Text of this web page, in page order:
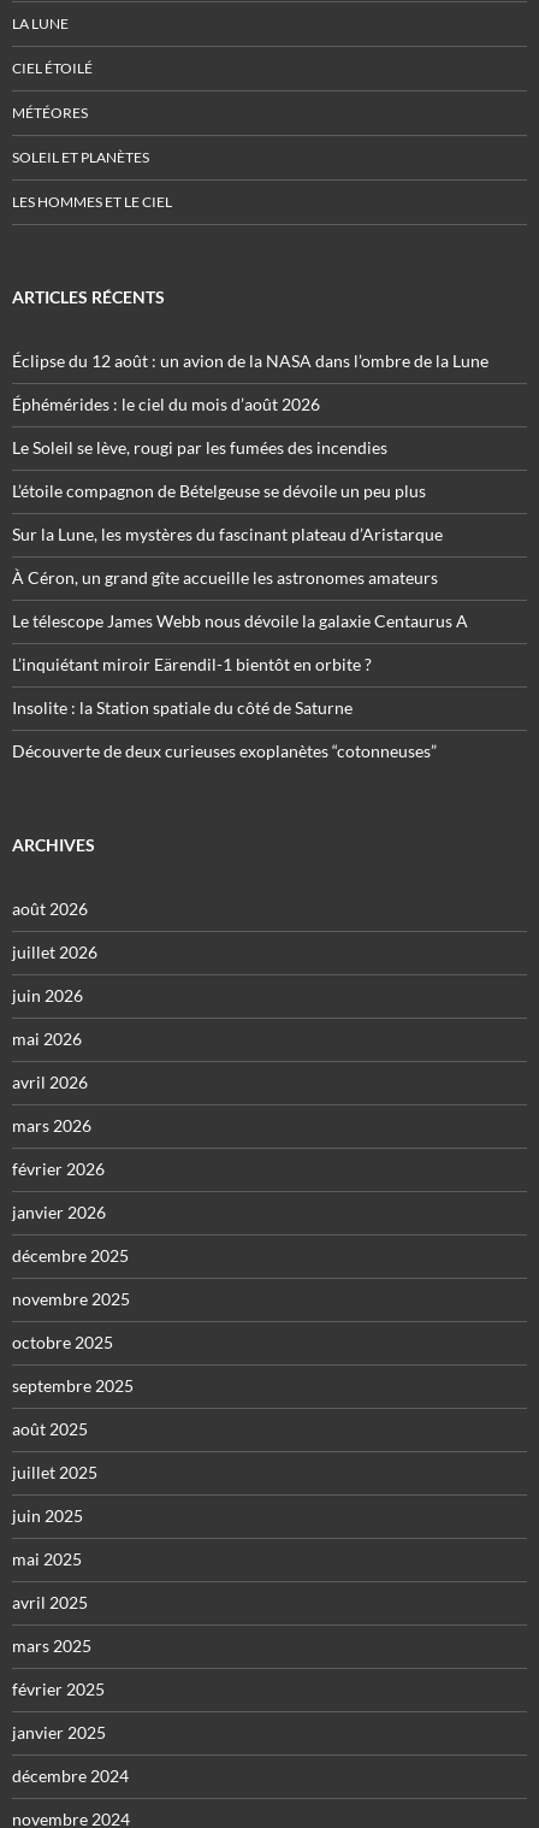
LA LUNE
CIEL ÉTOILÉ
MÉTÉORES
SOLEIL ET PLANÈTES
LES HOMMES ET LE CIEL
ARTICLES RÉCENTS
Éclipse du 12 août : un avion de la NASA dans l’ombre de la Lune
Éphémérides : le ciel du mois d’août 2026
Le Soleil se lève, rougi par les fumées des incendies
L’étoile compagnon de Bételgeuse se dévoile un peu plus
Sur la Lune, les mystères du fascinant plateau d’Aristarque
À Céron, un grand gîte accueille les astronomes amateurs
Le télescope James Webb nous dévoile la galaxie Centaurus A
L’inquiétant miroir Eärendil-1 bientôt en orbite ?
Insolite : la Station spatiale du côté de Saturne
Découverte de deux curieuses exoplanètes “cotonneuses”
ARCHIVES
août 2026
juillet 2026
juin 2026
mai 2026
avril 2026
mars 2026
février 2026
janvier 2026
décembre 2025
novembre 2025
octobre 2025
septembre 2025
août 2025
juillet 2025
juin 2025
mai 2025
avril 2025
mars 2025
février 2025
janvier 2025
décembre 2024
novembre 2024